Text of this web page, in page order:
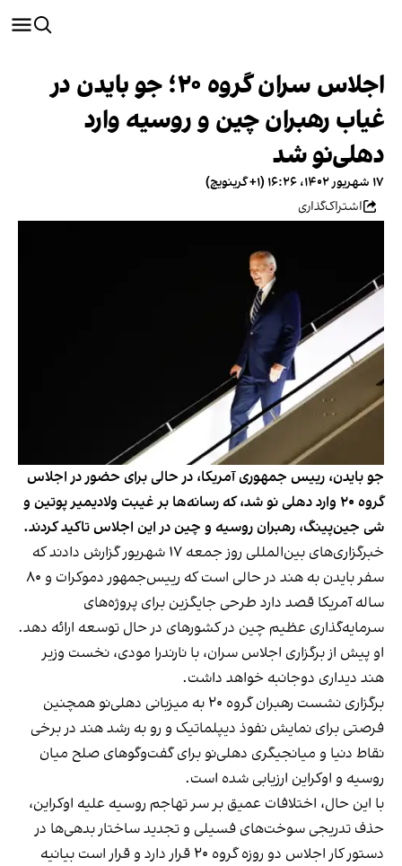
اجلاس سران گروه ۲۰؛ جو بایدن در
غیاب رهبران چین و روسیه وارد
دهلی‌نو شد
۱۷ شهریور ۱۴۰۲، ۱۶:۲۶ (‎+۱ گرینویچ)
اشتراک‌گذاری
جو بایدن، رییس جمهوری آمریکا، در حالی برای حضور در اجلاس
گروه ۲۰ وارد دهلی نو شد، که رسانه‌ها بر غیبت ولادیمیر پوتین و
شی جین‌پینگ، رهبران روسیه و چین در این اجلاس تاکید کردند.
خبرگزاری‌های بین‌المللی روز جمعه ۱۷ شهریور گزارش دادند که
سفر بایدن به هند در حالی است که رییس‌جمهور دموکرات و ۸۰
ساله آمریکا قصد دارد طرحی جایگزین برای پروژه‌های
سرمایه‌گذاری عظیم چین در کشورهای در حال توسعه ارائه دهد.
او پیش از برگزاری اجلاس سران، با نارندرا مودی، نخست وزیر
هند دیداری دوجانبه خواهد داشت.
برگزاری نشست رهبران گروه ۲۰ به میزبانی دهلی‌نو همچنین
فرصتی برای نمایش نفوذ دیپلماتیک و رو به رشد هند در برخی
نقاط دنیا و میانجیگری دهلی‌نو برای گفت‌وگوهای صلح میان
روسیه و اوکراین ارزیابی شده است.
با این حال، اختلافات عمیق بر سر تهاجم روسیه علیه اوکراین،
حذف تدریجی سوخت‌های فسیلی و تجدید ساختار بدهی‌ها در
دستور کار اجلاس دو روزه گروه ۲۰ قرار دارد و قرار است بیانیه